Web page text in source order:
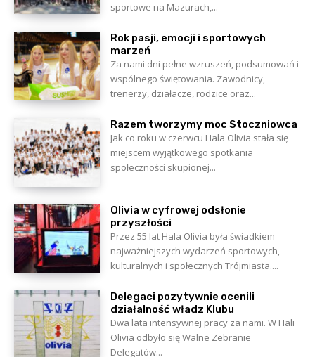
sportowe na Mazurach,...
Rok pasji, emocji i sportowych
marzeń
Za nami dni pełne wzruszeń, podsumowań i
wspólnego świętowania. Zawodnicy,
trenerzy, działacze, rodzice oraz...
Razem tworzymy moc Stoczniowca
Jak co roku w czerwcu Hala Olivia stała się
miejscem wyjątkowego spotkania
społeczności skupionej...
Olivia w cyfrowej odsłonie
przyszłości
Przez 55 lat Hala Olivia była świadkiem
najważniejszych wydarzeń sportowych,
kulturalnych i społecznych Trójmiasta....
Delegaci pozytywnie ocenili
działalność władz Klubu
Dwa lata intensywnej pracy za nami. W Hali
Olivia odbyło się Walne Zebranie
Delegatów...